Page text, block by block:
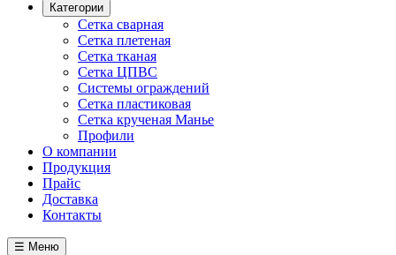
Категории
Сетка сварная
Сетка плетеная
Сетка тканая
Сетка ЦПВС
Системы ограждений
Сетка пластиковая
Сетка крученая Манье
Профили
О компании
Продукция
Прайс
Доставка
Контакты
☰ Меню